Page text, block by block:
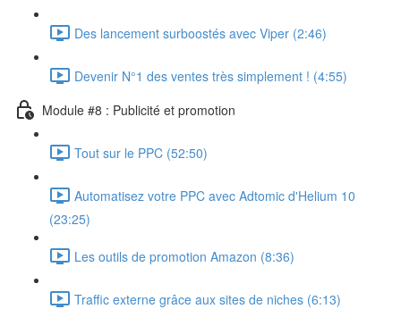
Des lancement surboostés avec Viper (2:46)
Devenir N°1 des ventes très simplement ! (4:55)
Module #8 : Publicité et promotion
Tout sur le PPC (52:50)
Automatisez votre PPC avec Adtomic d'Helium 10
(23:25)
Les outils de promotion Amazon (8:36)
Traffic externe grâce aux sites de niches (6:13)